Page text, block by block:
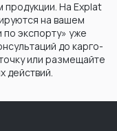
продукции. На Explat
на вашем
экспорту» уже
до карго-
или размещайте
действий.